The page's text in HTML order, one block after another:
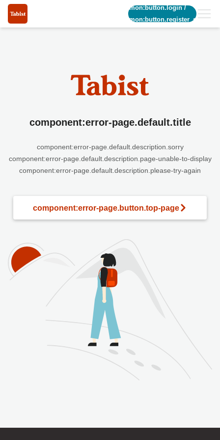
common:button.login/
common:button.register_short
component:error-page.default.title
component:error-page.default.description.sorry
component:error-page.default.description.page-unable-to-display
component:error-page.default.description.please-try-again
component:error-page.button.top-page